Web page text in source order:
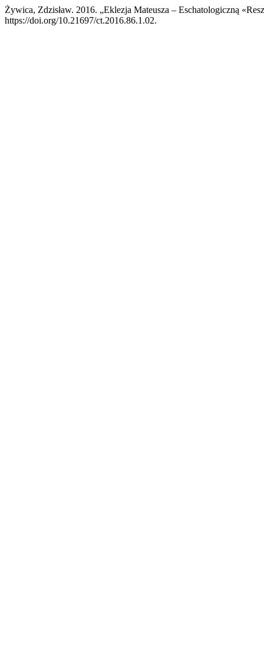
Żywica, Zdzisław. 2016. „Eklezja Mateusza – Eschatologiczną
https://doi.org/10.21697/ct.2016.86.1.02.